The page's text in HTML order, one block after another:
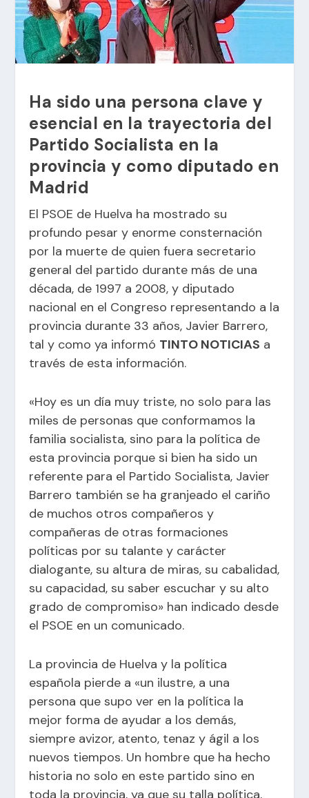
Ha sido una persona clave y
esencial en la trayectoria del
Partido Socialista en la
provincia y como diputado en
Madrid
El PSOE de Huelva ha mostrado su
profundo pesar y enorme consternación
por la muerte de quien fuera secretario
general del partido durante más de una
década, de 1997 a 2008, y diputado
nacional en el Congreso representando a la
provincia durante 33 años, Javier Barrero,
tal y como ya informó TINTO NOTICIAS a
través de esta información.
«Hoy es un día muy triste, no solo para las
miles de personas que conformamos la
familia socialista, sino para la política de
esta provincia porque si bien ha sido un
referente para el Partido Socialista, Javier
Barrero también se ha granjeado el cariño
de muchos otros compañeros y
compañeras de otras formaciones
políticas por su talante y carácter
dialogante, su altura de miras, su cabalidad,
su capacidad, su saber escuchar y su alto
grado de compromiso» han indicado desde
el PSOE en un comunicado.
La provincia de Huelva y la política
española pierde a «un ilustre, a una
persona que supo ver en la política la
mejor forma de ayudar a los demás,
siempre avizor, atento, tenaz y ágil a los
nuevos tiempos. Un hombre que ha hecho
historia no solo en este partido sino en
toda la provincia, ya que su talla política,